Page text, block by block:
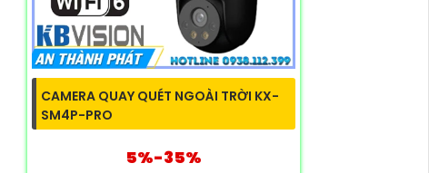
CAMERA QUAY QUÉT NGOÀI TRỜI KX-
SM4P-PRO
5%-35%